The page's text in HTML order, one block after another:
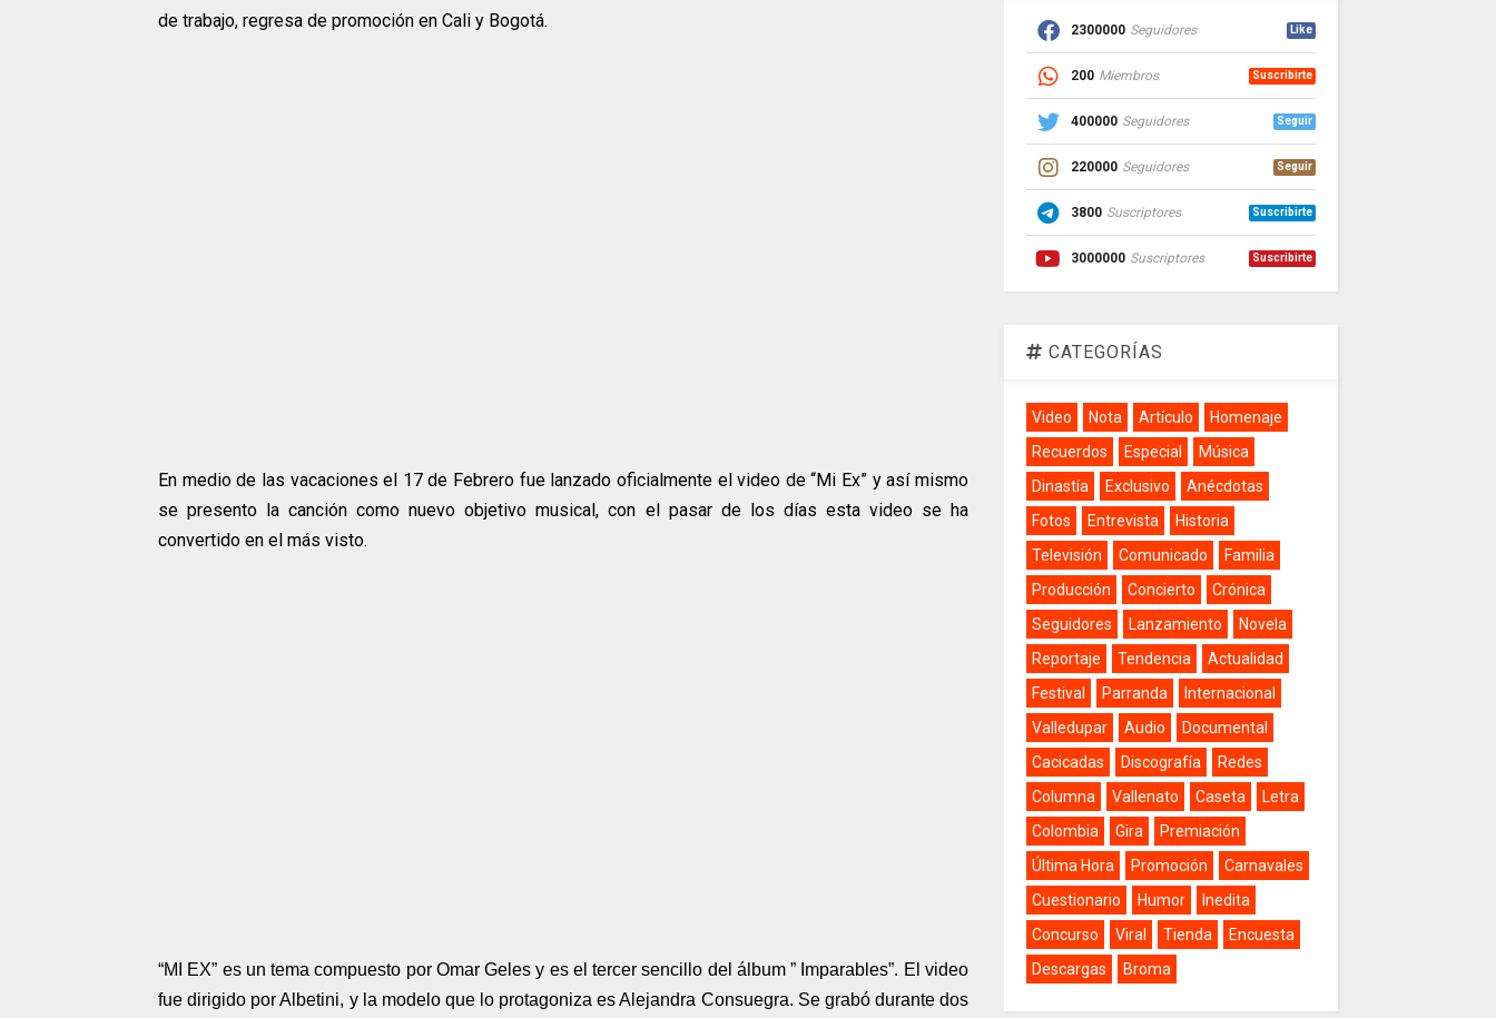
de trabajo, regresa de promoción en Cali y Bogotá.
En medio de las vacaciones el 17 de Febrero fue lanzado oficialmente el video de “Mi Ex” y así mismo
se presento la canción como nuevo objetivo musical, con el pasar de los días esta video se ha
convertido en el más visto.
“MI EX” es un tema compuesto por Omar Geles y es el tercer sencillo del álbum ” Imparables”. El video
fue dirigido por Albetini, y la modelo que lo protagoniza es Alejandra Consuegra. Se grabó durante dos
2300000 Seguidores Like
200 Miembros Suscribirte
400000 Seguidores Seguir
220000 Seguidores Seguir
3800 Suscriptores Suscribirte
3000000 Suscriptores Suscribirte
CATEGORÍAS
Video Nota Artículo
Homenaje
Recuerdos
Especial
Música
Dinastía
Exclusivo
Anécdotas
Fotos
Entrevista
Historia
Televisión
Comunicado
Familia
Producción
Concierto
Crónica
Seguidores
Lanzamiento
Novela
Reportaje
Tendencia
Actualidad
Festival
Parranda
Internacional
Valledupar
Audio
Documental
Cacicadas
Discografía
Redes
Columna
Vallenato Caseta
Letra
Colombia
Gira
Premiación
Última Hora
Promoción
Carnavales
Cuestionario
Humor
Inedita
Concurso
Viral Tienda
Encuesta
Descargas
Broma